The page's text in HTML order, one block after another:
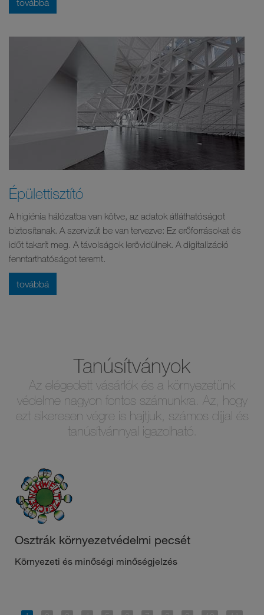
Épülettisztító
A higiénia hálózatba van kötve, az adatok átláthatóságot
biztosítanak. A szervizút be van tervezve: Ez erőforrásokat és
időt takarít meg. A távolságok lerövidülnek. A digitalizáció
fenntarthatóságot teremt.
továbbá
Tanúsítványok
Az elégedett vásárlók és a környezetünk
védelme nagyon fontos számunkra. Az, hogy
ezt sikeresen végre is hajtjuk, számos díjjal és
tanúsítvánnyal igazolható.
Osztrák környezetvédelmi pecsét
Környezeti és minőségi minőségjelzés